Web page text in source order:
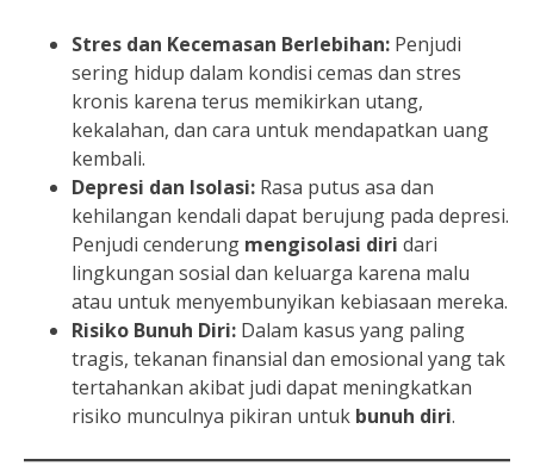
Stres dan Kecemasan Berlebihan: Penjudi
sering hidup dalam kondisi cemas dan stres
kronis karena terus memikirkan utang,
kekalahan, dan cara untuk mendapatkan uang
kembali.
Depresi dan Isolasi: Rasa putus asa dan
kehilangan kendali dapat berujung pada depresi.
Penjudi cenderung mengisolasi diri dari
lingkungan sosial dan keluarga karena malu
atau untuk menyembunyikan kebiasaan mereka.
Risiko Bunuh Diri: Dalam kasus yang paling
tragis, tekanan finansial dan emosional yang tak
tertahankan akibat judi dapat meningkatkan
risiko munculnya pikiran untuk bunuh diri.